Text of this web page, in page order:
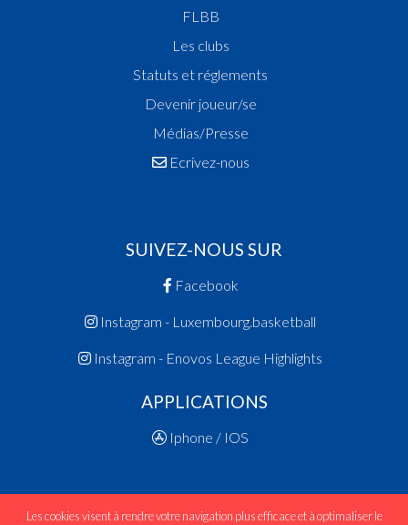
FLBB
Les clubs
Statuts et réglements
Devenir joueur/se
Médias/Presse
Ecrivez-nous
SUIVEZ-NOUS SUR
Facebook
Instagram - Luxembourg.basketball
Instagram - Enovos League Highlights
APPLICATIONS
Iphone / IOS
Les cookies visent à rendre votre navigation plus efficace et à optimaliser le